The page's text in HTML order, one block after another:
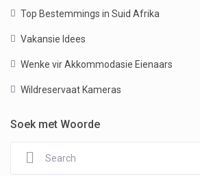
Top Bestemmings in Suid Afrika
Vakansie Idees
Wenke vir Akkommodasie Eienaars
Wildreservaat Kameras
Soek met Woorde